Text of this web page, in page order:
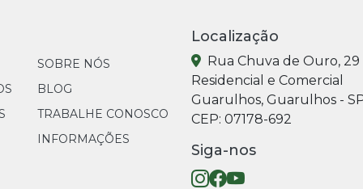
SOBRE NÓS
BLOG
TRABALHE CONOSCO
INFORMAÇÕES
Localização
Rua Chuva de Ouro, 29
Residencial e Comercial
Guarulhos, Guarulhos -
CEP: 07178-692
Siga-nos